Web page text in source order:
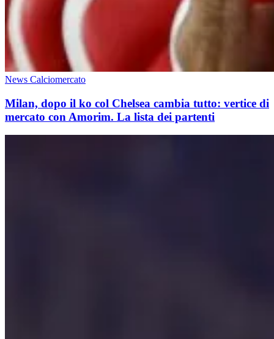
News Calciomercato
Milan, dopo il ko col Chelsea cambia tutto: vertice di
mercato con Amorim. La lista dei partenti